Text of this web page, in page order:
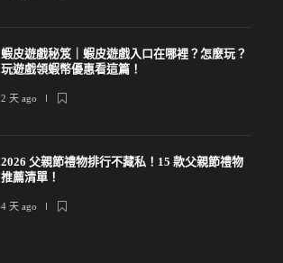
蝦皮遊戲秘笈｜蝦皮遊戲入口在哪裡？怎麼玩？
玩遊戲領蝦幣優惠看這篇！
2 天 ago
2026 父親節禮物排行不藏私！15 款父親節禮物
推薦清單！
4 天 ago